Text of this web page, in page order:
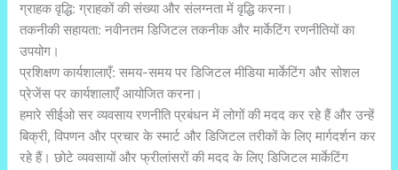
ग्राहक वृद्धि: ग्राहकों की संख्या और संलग्नता में वृद्धि करना।
तकनीकी सहायता: नवीनतम डिजिटल तकनीक और मार्केटिंग रणनीतियों का
उपयोग।
प्रशिक्षण कार्यशालाएँ: समय-समय पर डिजिटल मीडिया मार्केटिंग और सोशल
प्रेजेंस पर कार्यशालाएँ आयोजित करना।
हमारे सीईओ सर व्यवसाय रणनीति प्रबंधन में लोगों की मदद कर रहे हैं और उन्हें
बिक्री, विपणन और प्रचार के स्मार्ट और डिजिटल तरीकों के लिए मार्गदर्शन कर
रहे हैं। छोटे व्यवसायों और फ्रीलांसरों की मदद के लिए डिजिटल मार्केटिंग